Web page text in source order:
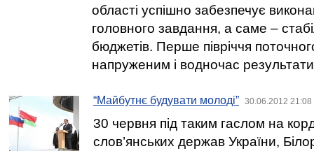
області успішно забезпечує
головного завдання, а саме –
бюджетів. Перше півріччя
напруженим і водночас
“Майбутнє будувати молоді” 30.06.2012 21:08
30 червня під таким гаслом на
слов’янських держав України,